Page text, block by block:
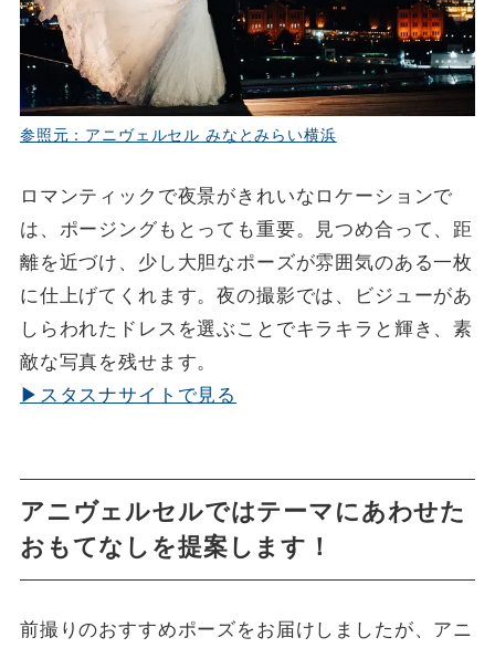
参照元：アニヴェルセル みなとみらい横浜
ロマンティックで夜景がきれいなロケーションで
は、ポージングもとっても重要。見つめ合って、距
離を近づけ、少し大胆なポーズが雰囲気のある一枚
に仕上げてくれます。夜の撮影では、ビジューがあ
しらわれたドレスを選ぶことでキラキラと輝き、素
敵な写真を残せます。
▶スタスナサイトで見る
アニヴェルセルではテーマにあわせた
おもてなしを提案します！
前撮りのおすすめポーズをお届けしましたが、アニ